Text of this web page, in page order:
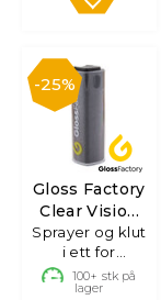
25%
Gloss Factory
Clear Vision
Inside Mist
Sprayer og klut
i ett for
skjermer
100+ stk på
lager